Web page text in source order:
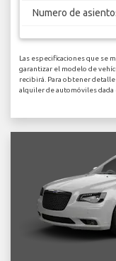
Numero de
Las especificaciones que se
garantizar el modelo de
recibirá. Para obtener
alquiler de automóviles